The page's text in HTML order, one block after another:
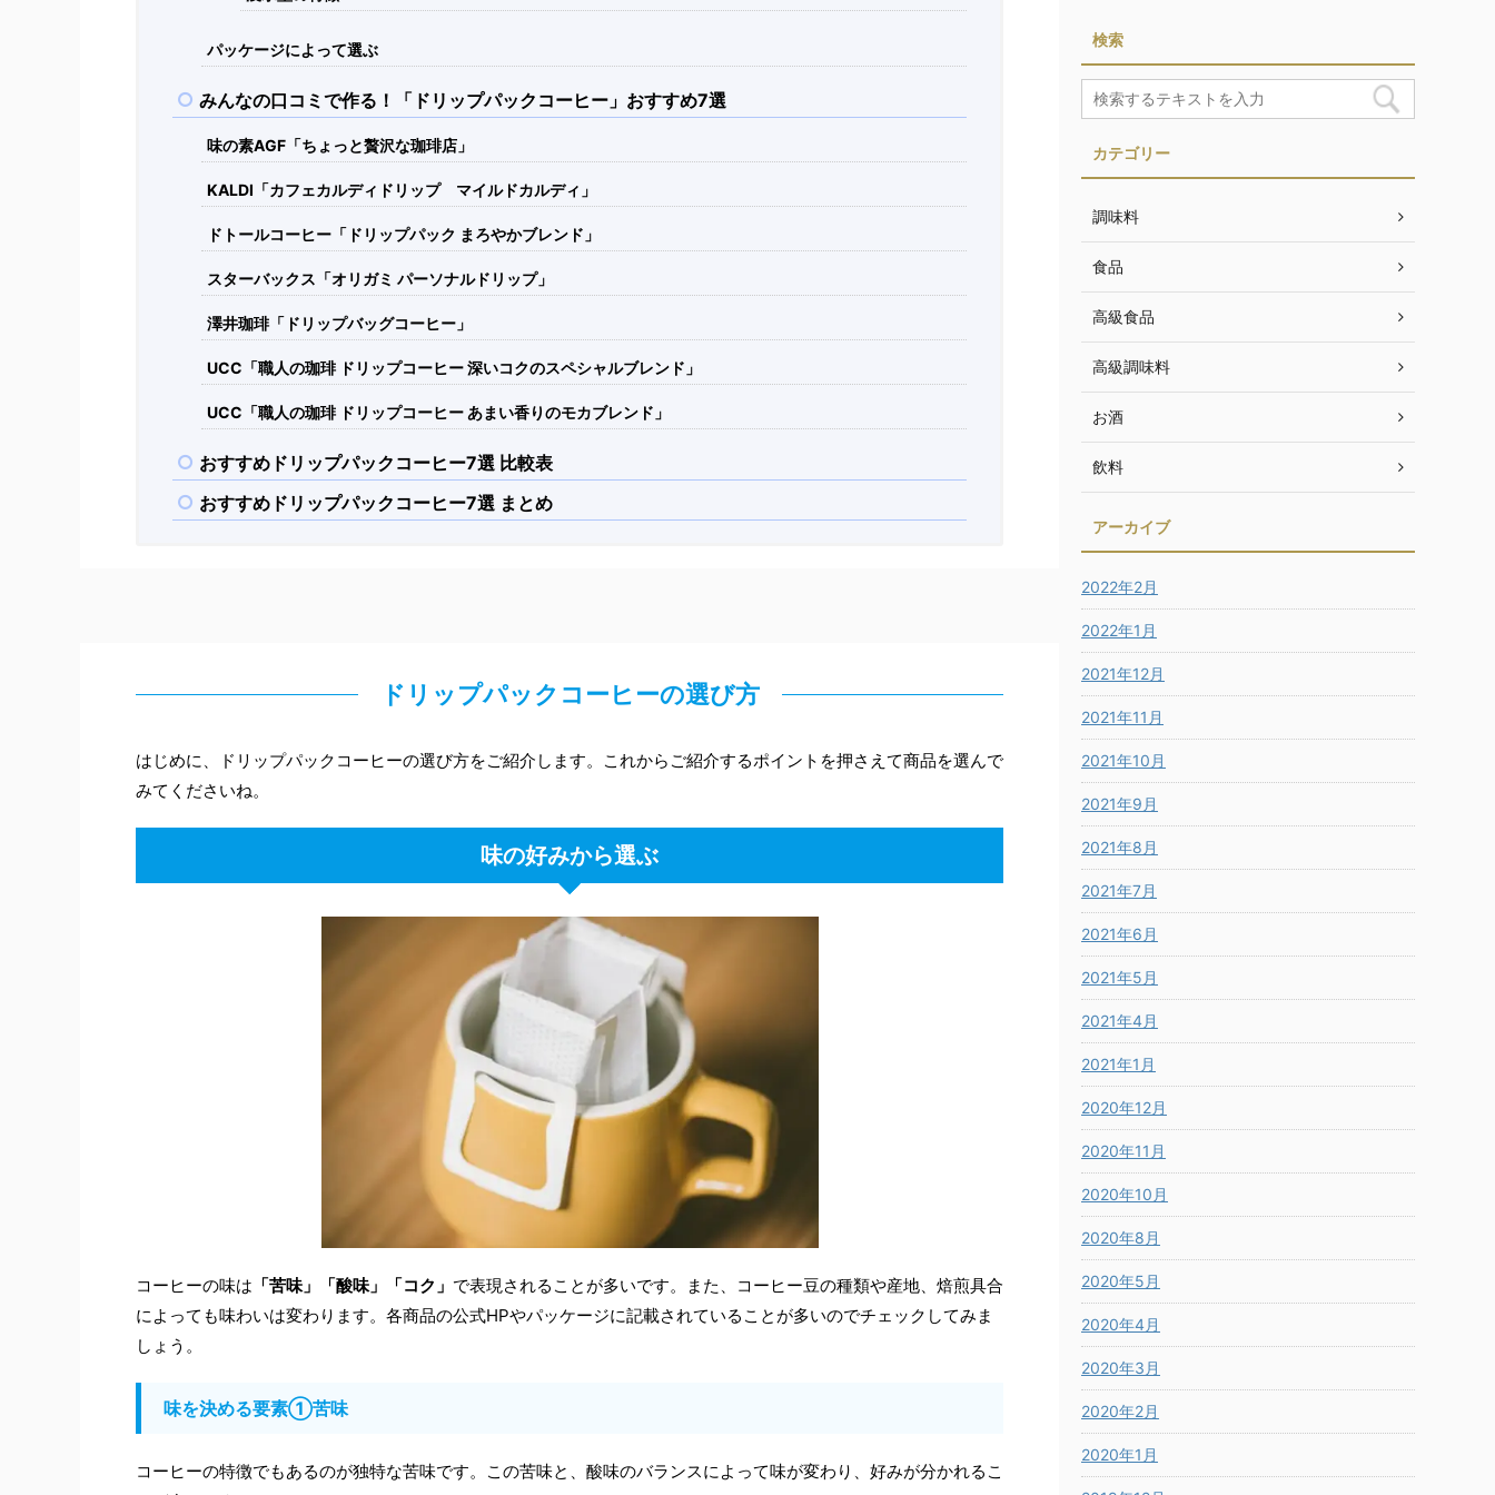
パッケージによって選ぶ
みんなの口コミで作る！「ドリップパックコーヒー」おすすめ7選
味の素AGF「ちょっと贅沢な珈琲店」
KALDI「カフェカルディドリップ マイルドカルディ」
ドトールコーヒー「ドリップパック まろやかブレンド」
スターバックス「オリガミ パーソナルドリップ」
澤井珈琲「ドリップバッグコーヒー」
UCC「職人の珈琲 ドリップコーヒー 深いコクのスペシャルブレンド」
UCC「職人の珈琲 ドリップコーヒー あまい香りのモカブレンド」
おすすめドリップパックコーヒー7選 比較表
おすすめドリップパックコーヒー7選 まとめ
ドリップパックコーヒーの選び方
はじめに、ドリップパックコーヒーの選び方をご紹介します。これからご紹介するポイントを押さえて商品を選んで
みてくださいね。
味の好みから選ぶ
コーヒーの味は 「苦味」「酸味」「コク」 で表現されることが多いです。また、コーヒー豆の種類や産地、焙煎具合
によっても味わいは変わります。各商品の公式HPやパッケージに記載されていることが多いのでチェックしてみま
しょう。
味を決める要素①苦味
コーヒーの特徴でもあるのが独特な苦味です。この苦味と、酸味のバランスによって味が変わり、好みが分かれるこ
検索
カテゴリー
調味料
食品
高級食品
高級調味料
お酒
飲料
アーカイブ
2022年2月
2022年1月
2021年12月
2021年11月
2021年10月
2021年9月
2021年8月
2021年7月
2021年6月
2021年5月
2021年4月
2021年1月
2020年12月
2020年11月
2020年10月
2020年8月
2020年5月
2020年4月
2020年3月
2020年2月
2020年1月